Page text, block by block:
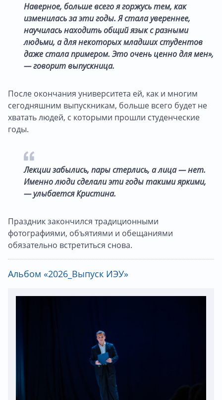
Наверное, больше всего я горжусь тем, как
изменилась за эти годы. Я стала увереннее,
научилась находить общий язык с разными
людьми, а для некоторых младших студентов
даже стала примером. Это очень ценно для мен»,
— говорит выпускница.
После окончания университета ей, как и многим
сегодняшним выпускникам, больше всего будет не
хватать людей, с которыми прошли студенческие
годы.
Лекции забылись, пары стерлись, а лица — нет.
Именно люди сделали эти годы такими яркими,
— улыбается Кристина.
Праздник закончился традиционными
фотографиями, объятиями и обещаниями
обязательно встретиться снова.
Альбом «2026_Выпуск ИЭУ»